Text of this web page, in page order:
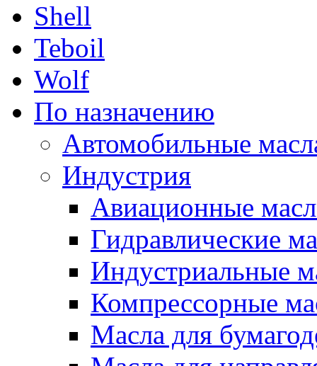
Shell
Teboil
Wolf
По назначению
Автомобильные
Индустрия
Авиационные
Гидравлические
Индустриальные
Компрессорные
Масла для